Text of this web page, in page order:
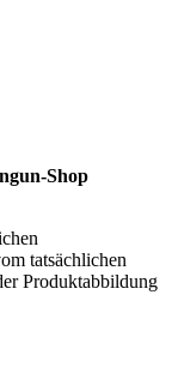
Shop
tatsächlichen
Produktabbildung